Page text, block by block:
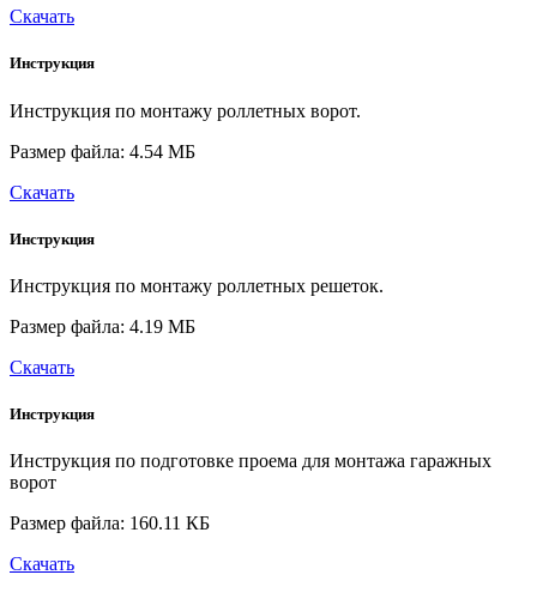
Скачать
Инструкция
Инструкция по монтажу роллетных ворот.
Размер файла: 4.54 МБ
Скачать
Инструкция
Инструкция по монтажу роллетных решеток.
Размер файла: 4.19 МБ
Скачать
Инструкция
Инструкция по подготовке проема для монтажа гаражных
ворот
Размер файла: 160.11 КБ
Скачать